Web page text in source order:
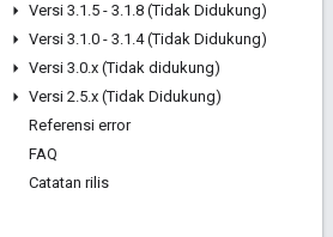
Versi 3.1 .5 - 3.1 .8 (Tidak Didukung)
Versi 3.1 .0 - 3.1 .4 (Tidak Didukung)
Versi 3.0.x (Tidak didukung)
Versi 2.5.x (Tidak Didukung)
Referensi error
FAQ
Catatan rilis